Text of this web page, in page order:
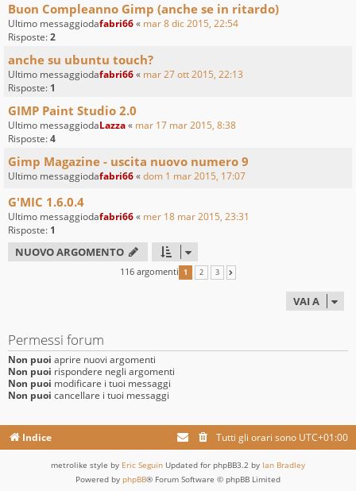
Buon Compleanno Gimp (anche se in ritardo)
Ultimo messaggiodafabri66« mar 8 dic 2015, 22:54
Risposte:2
anche su ubuntu touch?
Ultimo messaggiodafabri66« mar 27 ott 2015, 22:13
Risposte: 1
GIMP Paint Studio 2.0
Ultimo messaggiodaLazza« mar 17 mar 2015, 8:38
Risposte:4
Gimp Magazine - uscita nuovo numero 9
Ultimo messaggiodafabri66«dom 1 mar 2015, 17:07
G'MIC 1.6.0.4
Ultimo messaggiodafabri66« mer 18 mar 2015, 23:31
Risposte: 1
NUOVO ARGOMENTO
116 argomenti 1 2 3
VAI A
Permessi forum
Non puoi aprire nuovi argomenti
Non puoi rispondere negli argomenti
Non puoi modificare i tuoi messaggi
Non puoi cancellare i tuoi messaggi
Indice Tutti gli orari sono UTC+01:00
metrolike style by Eric Seguin Updated for phpBB3.2 by Ian Bradley
Powered by phpBB® Forum Software © phpBB Limited